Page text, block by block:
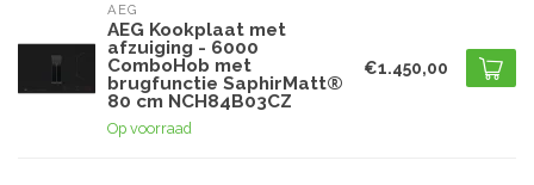
AEG
AEG Kookplaat met
afzuiging - 6000
ComboHob met
brugfunctie SaphirMatt®
80 cm NCH84B03CZ
Op voorraad
€1.450,00